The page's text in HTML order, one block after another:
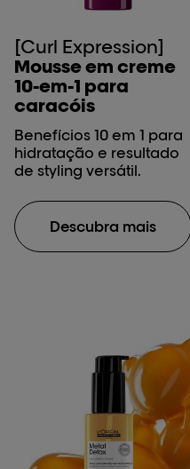
[Curl Expression]
Mousse em creme
10-em-1 para
caracóis
Benefícios 10 em 1 para
hidratação e resultado
de styling versátil.
Descubra mais